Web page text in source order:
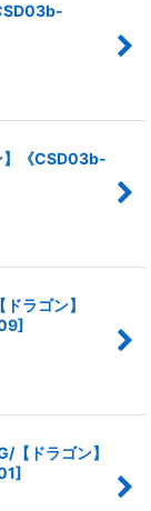
】《CSD03b-
ラゴン】
]
【ドラゴン】
]